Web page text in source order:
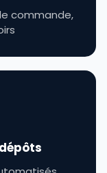
commande,